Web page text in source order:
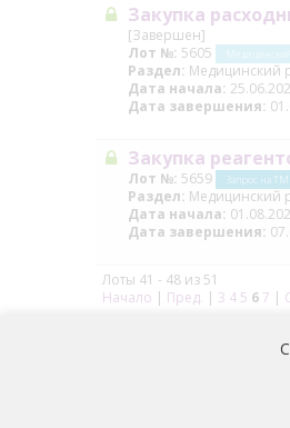
Лоты 41 - 48 из 51
Начало | Пред. | 3 4 5 67 |
Закупка
[Завершен]
Лот №: 5605
Раздел: Медицинский
Дата начала:
Дата завершения:
Закупка
Лот №: 5659 Запрос на
Раздел: Медицинский
Дата начала:
Дата завершения: